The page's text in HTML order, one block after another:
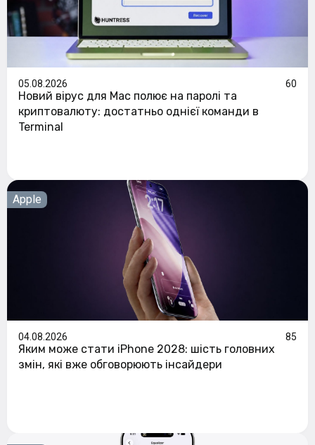
05.08.2026 60
Новий вірус для Mac полює на паролі та
криптовалюту: достатньо однієї команди в
Terminal
Apple
04.08.2026 85
Яким може стати iPhone 2028: шість головних
змін, які вже обговорюють інсайдери